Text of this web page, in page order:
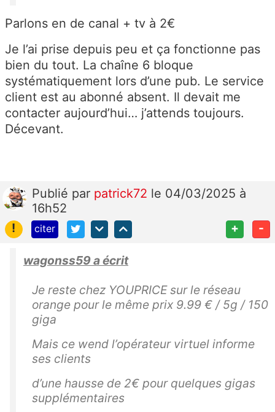
Parlons en de canal + tv à 2€
Je l’ai prise depuis peu et ça fonctionne pas
bien du tout. La chaîne 6 bloque
systématiquement lors d’une pub. Le service
client est au abonné absent. Il devait me
contacter aujourd’hui… j’attends toujours.
Décevant.
Publié par patrick72 le 04/03/2025 à
16h52
!
citer + -
wagonss59 a écrit
Je reste chez YOUPRICE sur le réseau
orange pour le même prix 9.99 € / 5g / 150
giga
Mais ce wend l’opérateur virtuel informe
ses clients
d’une hausse de 2€ pour quelques gigas
supplémentaires